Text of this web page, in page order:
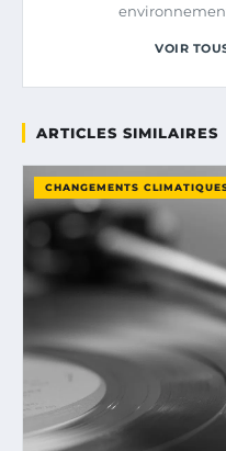
VOIR
ARTICLES SIMILAIRES
CHANGEMENTS